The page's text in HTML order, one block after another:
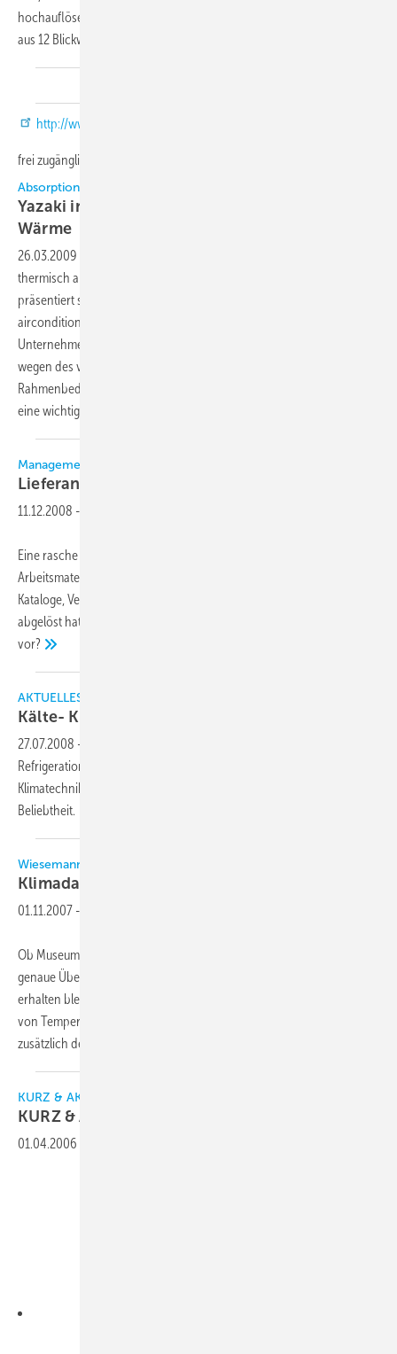
hochauflösenden Photoscan unterzogen, der den Mann aus dem Eis
aus 12 Blickwinkeln zeigt. Alle Fotos sind seit März über die Website
http://www.icemanphotoscan.eu
frei zugänglich.
Absorptionskältemaschinen
Yazaki informiert im Internet über Kälte aus
Wärme
26.03.2009
thermisch angetriebener Absorptionskältemaschinen tätig ist,
präsentiert sich im Internet unter der Adresse www.yazaki-
airconditioning.com erstmals in deutscher Sprache. Das
Unternehmen ist überzeugt, dass die thermische Kälteerzeugung
wegen des veränderten gesetzlichen und verordnungspolitischen
Rahmenbedingungen künftig in der Technischen Gebäudeausrüstung
eine wichtigere Rolle einnehmen wird als
Management & Wirtschaft
Lieferantensuche im
11.12.2008 -
Eine rasche und funktionelle Einkaufsrecherche für verschiedenste
Arbeitsmaterialien verspricht das Internet, das mittlerweile fast alle
Kataloge, Verzeichnisse, Gelben Seiten oder Lieferanten CD-ROMs
abgelöst hat. Aber wie geht man effektiv
vor?
AKTUELLES
Kälte- Klimatechnik im Internet
27.07.2008 -
Refrigeration unter www.elearning-training.com Kurse für Kälte- und
Klimatechnik im Internet an. Das Programm erfreut sich zunehmender
Beliebtheit.
Wiesemann & Theis
Klimadaten via
01.11.2007 -
Ob Museum oder Obstlager, in beiden Fällen kommt es auf eine
genaue Überwachung der Klimawerte an, ob die wertvollen Güter
erhalten bleiben oder langsam vergammeln. Hier ist die Überwachung
von Temperatur und relativer Luftfeuchtigkeit zu wenig, vielmehr muss
zusätzlich der Luftdruck
KURZ & AKTUELL
KURZ &AKTUELL
01.04.2006